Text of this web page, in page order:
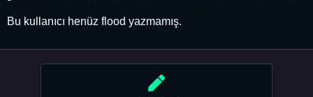
Bu kullanıcı henüz flood yazmamış.